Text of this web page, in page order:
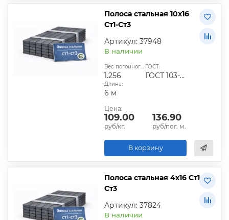
Полоса стальная 10х16
Ст1-Ст3
Артикул: 37948
В наличии
Вес погонного метра, кг:
1.256
ГОСТ:
ГОСТ 103-2006
Длина:
6 м
Цена:
109.00
руб/кг.
136.90
руб/пог. м.
В корзину
Полоса стальная 4х16 Ст1-
Ст3
Артикул: 37824
В наличии